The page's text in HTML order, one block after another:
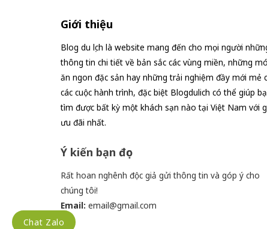
Giới thiệu
Blog du lịch là website mang đến cho mọi người
thông tin chi tiết về bản sắc các vùng miền, những
ăn ngon đặc sản hay những trải nghiệm đầy mới mẻ
các cuộc hành trình, đặc biệt Blogdulich có thể giúp
tìm được bất kỳ một khách sạn nào tại Việt Nam với
ưu đãi nhất.
Ý kiến bạn đọc
Rất hoan nghênh độc giả gửi thông tin và góp ý cho
chúng tôi!
Email: email@gmail.com
Chat Zalo